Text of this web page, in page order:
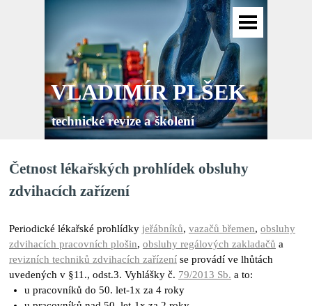
technické revize a školení
VLADIMÍR PLŠEK
Četnost lékařských prohlídek obsluhy
zdvihacích zařízení
Periodické lékařské prohlídky jeřábníků, vazačů břemen, obsluhy
zdvihacích pracovních plošin, obsluhy regálových zakladačů a
revizních techniků zdvihacích zařízení se provádí ve lhůtách
uvedených v §11., odst.3. Vyhlášky č. 79/2013 Sb. a to:
u pracovníků do 50. let-1x za 4 roky